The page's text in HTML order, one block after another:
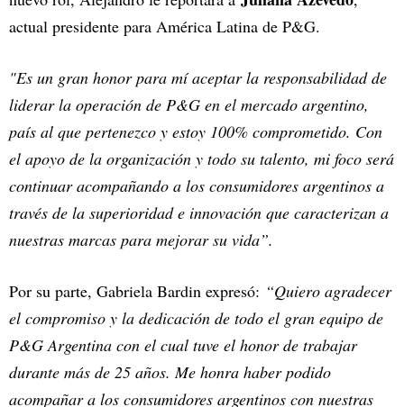
actual presidente para América Latina de P&G.
"Es un gran honor para mí aceptar la responsabilidad de
liderar la operación de P&G en el mercado argentino,
país al que pertenezco y estoy 100% comprometido. Con
el apoyo de la organización y todo su talento, mi foco será
continuar acompañando a los consumidores argentinos a
través de la superioridad e innovación que caracterizan a
nuestras marcas para mejorar su vida”.
Por su parte, Gabriela Bardin expresó: “Quiero agradecer
el compromiso y la dedicación de todo el gran equipo de
P&G Argentina con el cual tuve el honor de trabajar
durante más de 25 años. Me honra haber podido
acompañar a los consumidores argentinos con nuestras